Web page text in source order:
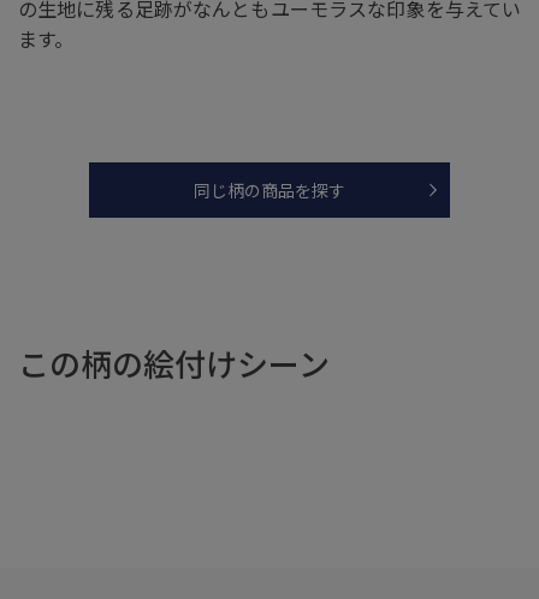
の生地に残る足跡がなんともユーモラスな印象を与えてい
ます。
同じ柄の商品を探す
この柄の絵付けシーン